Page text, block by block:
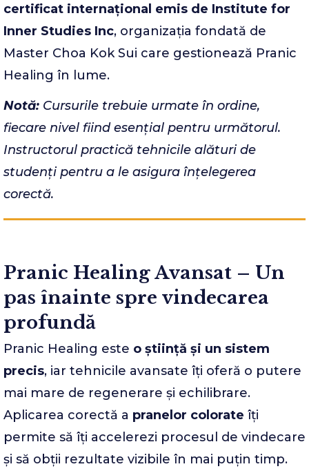
certificat internațional emis de Institute for
Inner Studies Inc, organizația fondată de
Master Choa Kok Sui care gestionează Pranic
Healing în lume.
Notă: Cursurile trebuie urmate în ordine,
fiecare nivel fiind esențial pentru următorul.
Instructorul practică tehnicile alături de
studenți pentru a le asigura înțelegerea
corectă.
Pranic Healing Avansat – Un
pas înainte spre vindecarea
profundă
Pranic Healing este o știință și un sistem
precis, iar tehnicile avansate îți oferă o putere
mai mare de regenerare și echilibrare.
Aplicarea corectă a pranelor colorate îți
permite să îți accelerezi procesul de vindecare
și să obții rezultate vizibile în mai puțin timp.